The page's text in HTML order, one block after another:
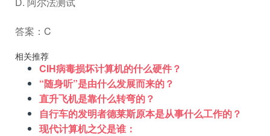
答案：C
相关推荐
CIH病毒损坏计算机的什么硬件？
“随身听”是由什么发展而来的？
直升飞机是靠什么转弯的？
自行车的发明者德莱斯原本是从事什么工作的？
现代计算机之父是谁：